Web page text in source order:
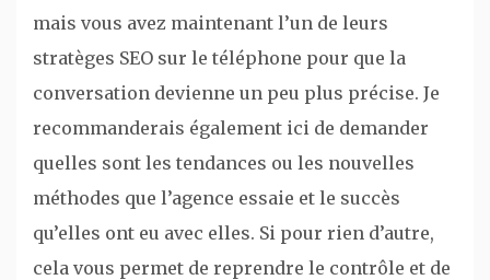
mais vous avez maintenant l’un de leurs
stratèges SEO sur le téléphone pour que la
conversation devienne un peu plus précise. Je
recommanderais également ici de demander
quelles sont les tendances ou les nouvelles
méthodes que l’agence essaie et le succès
qu’elles ont eu avec elles. Si pour rien d’autre,
cela vous permet de reprendre le contrôle et de